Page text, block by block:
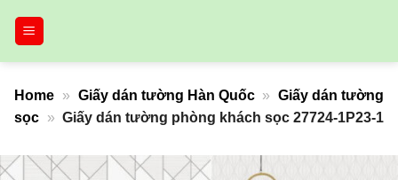
Home » Giấy dán tường Hàn Quốc » Giấy dán tường
sọc
» Giấy dán tường phòng khách sọc 27724-1P23-1